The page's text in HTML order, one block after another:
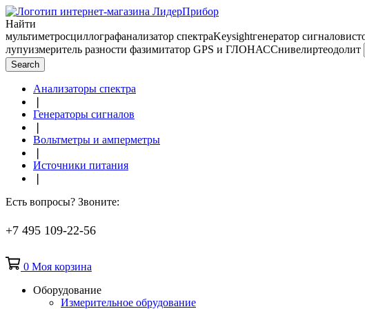
Найти
мультиметросциллографанализатор спектраKeysightгенератор сигналов
лупуизмеритель разности фазимитатор GPS и ГЛОНАССнивелиртеодолит
Search
Анализаторы спектра
Генераторы сигналов
Вольтметры и амперметры
Источники питания
Есть вопросы? Звоните:
+7 495 109-22-56
0 Моя корзина
Оборудование
Измерительное обрудование